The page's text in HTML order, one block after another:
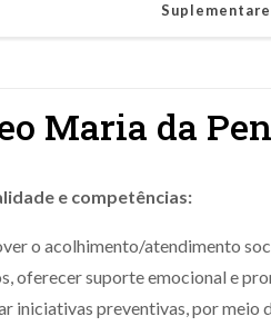
Maria da
e competências:
o acolhimento/atendimento
oferecer suporte emocional e
iniciativas preventivas, por meio